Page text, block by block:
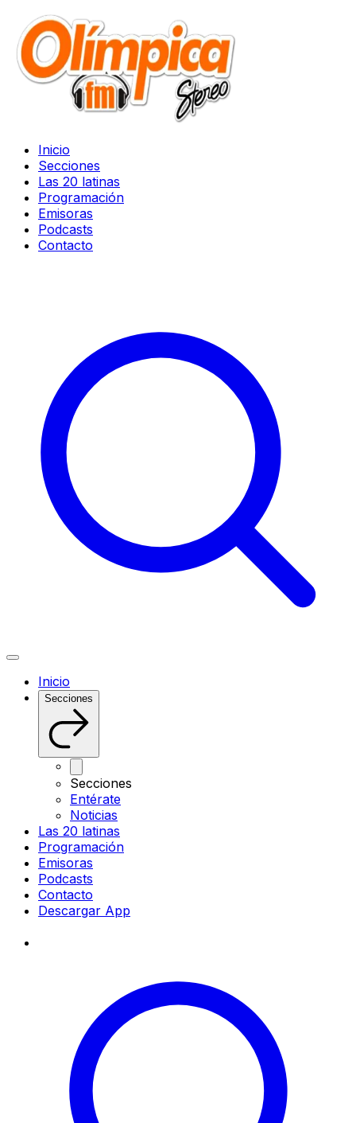
Inicio
Secciones
Las 20 latinas
Programación
Emisoras
Podcasts
Contacto
Inicio
Secciones
Secciones
Entérate
Noticias
Las 20 latinas
Programación
Emisoras
Podcasts
Contacto
Descargar App